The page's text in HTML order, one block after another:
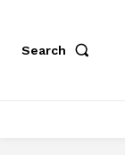
Search